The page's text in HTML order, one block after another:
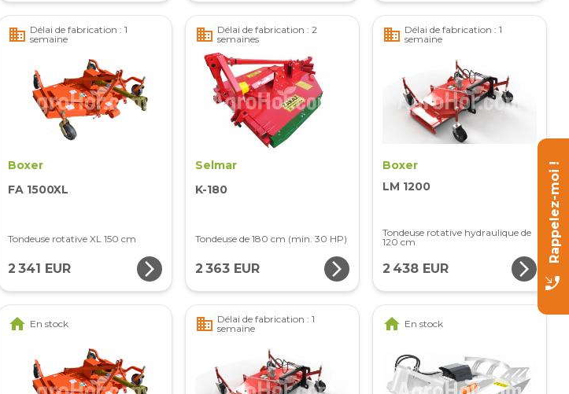
business Délai de fabrication : 1
semaine
Boxer
FA 1500XL
Tondeuse rotative XL 150 cm
2 341 EUR arrow_forward_ios
business Délai de fabrication : 2
semaines
Selmar
K-180
Tondeuse de 180 cm (min. 30 HP)
2 363 EUR arrow_forward_ios
business Délai de fabrication : 1
semaine
Boxer
LM 1200
Tondeuse rotative hydraulique de
120 cm
2 438 EUR arrow_forward_ios
home En stock business Délai de fabrication : 1
semaine
home En stock
phone_callback
Rappelez-moi !